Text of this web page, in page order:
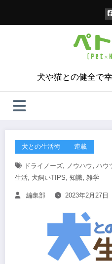
犬や猫との健全で
犬との生活術 連載
ドライノーズ, ノウハウ , ハウ
生活, 犬飼いTIPS, 知識, 雑学
編集部 2023年2月27日